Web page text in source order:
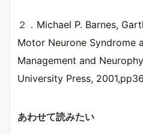
２． Michael P. Barnes,
Motor Neurone Syndrome
Management and
University Press,
あわせて読みたい